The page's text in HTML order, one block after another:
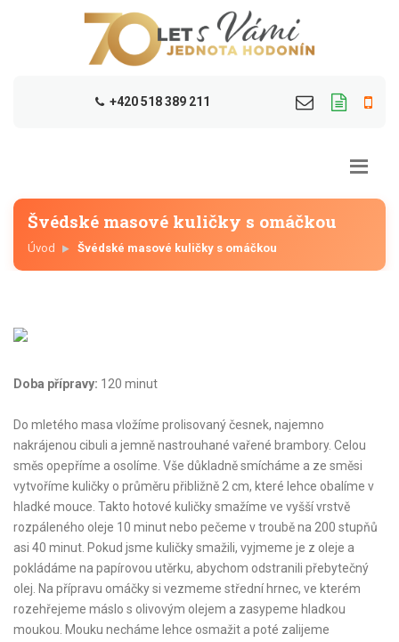
+420 518 389 211
Švédské masové kuličky s omáčkou
Úvod Švédské masové kuličky s omáčkou
Doba přípravy: 120 minut
Do mletého masa vložíme prolisovaný česnek, najemno
nakrájenou cibuli a jemně nastrouhané vařené brambory. Celou
směs opepříme a osolíme. Vše důkladně smícháme a ze směsi
vytvoříme kuličky o průměru přibližně 2 cm, které lehce obalíme v
hladké mouce. Takto hotové kuličky smažíme ve vyšší vrstvě
rozpáleného oleje 10 minut nebo pečeme v troubě na 200 stupňů
asi 40 minut. Pokud jsme kuličky smažili, vyjmeme je z oleje a
pokládáme na papírovou utěrku, abychom odstranili přebytečný
olej. Na přípravu omáčky si vezmeme střední hrnec, ve kterém
rozehřejeme máslo s olivovým olejem a zasypeme hladkou
moukou. Mouku necháme lehce osmažit a poté zalijeme